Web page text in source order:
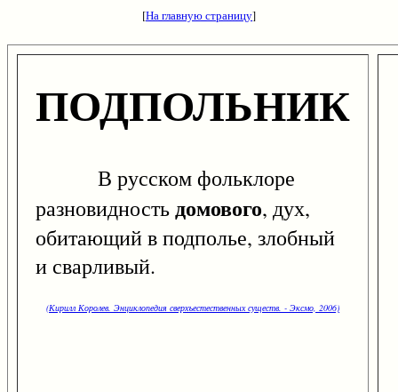
[На главную страницу]
ПОДПОЛЬНИК
В русском фольклоре
разновидностьдомового, дух,
обитающий в подполье, злобный
и сварливый.
(Кирилл Королев. Энциклопедия сверхъестественных существ. - Эксмо, 2006)